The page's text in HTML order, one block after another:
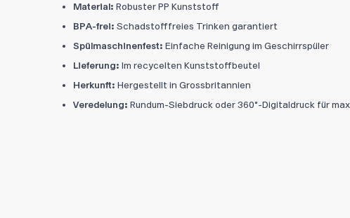
Material: Robuster PP Kunststoff
BPA-frei: Schadstofffreies Trinken garantiert
Spülmaschinenfest: Einfache Reinigung im Geschirrspüler
Lieferung: Im recycelten Kunststoffbeutel
Herkunft: Hergestellt in Grossbritannien
Veredelung: Rundum-Siebdruck oder 360°-Digitaldruck für